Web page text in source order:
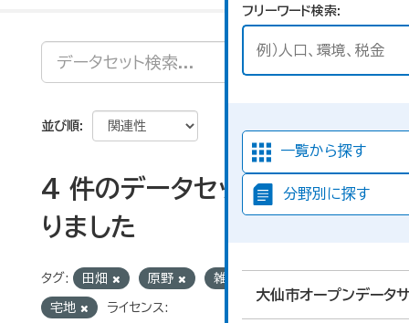
フリーワード検索
一覧から探す
分野別に探す
大仙市オープンデータ
並び順
4 件のデータセットが見つか
りました
タグ: 田畑 原野 雑種地
宅地 ライセンス: